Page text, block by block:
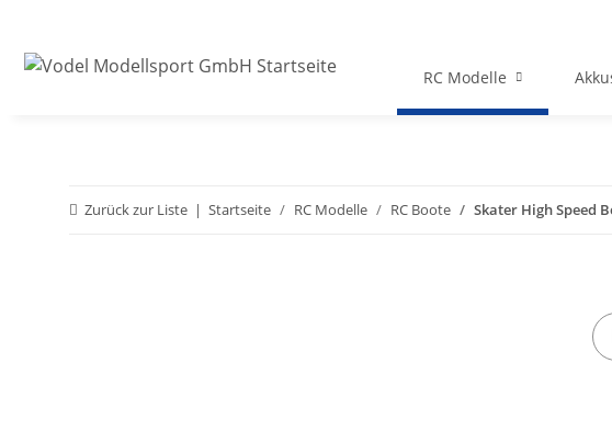
RC Modelle
Zurück zur Liste Startseite RC Modelle RC Boote Skater High Speed